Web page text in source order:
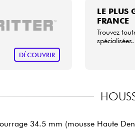
DÉCOUVRIR
LE PLUS
FRANCE
Trouvez
spécialisées.
34.5 mm (mousse Haute